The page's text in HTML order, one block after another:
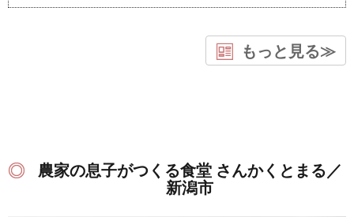
もっと見る≫
農家の息子がつくる食堂 さんかくとまる／
新潟市